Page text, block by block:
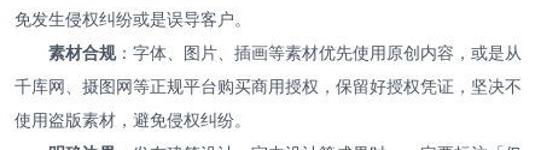
免发生侵权纠纷或是误导客户。
素材合规：字体、图片、插画等素材优先使用原创内容，或是从
千库网、摄图网等正规平台购买商用授权，保留好授权凭证，坚决不
使用盗版素材，避免侵权纠纷。